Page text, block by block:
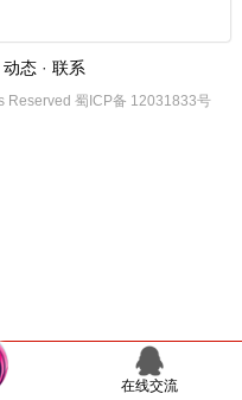
动态 · 联系
Reserved 蜀ICP备 12031833号
在线交流